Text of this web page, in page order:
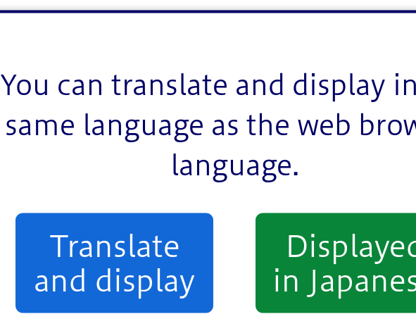
You can translate and display
same language as the web
language.
Translate
and display
in
水と緑豊かな自然環境と人情あふれるまち江戸川区。この
わがまちをよりよいものにしていこうという区民の皆さまの
た。区民の皆さまの活動は、区が目指す共生社会「ともに生
ギーだと思っています。その時代ごとにさまざまな課題があ
して魅力あふれる江戸川区の発展に向け、区民の皆さまとと